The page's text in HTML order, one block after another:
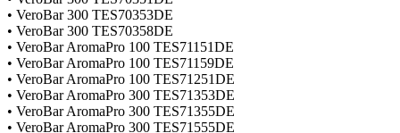
• VeroBar 300 TES70353DE
• VeroBar 300 TES70358DE
• VeroBar AromaPro 100 TES71151DE
• VeroBar AromaPro 100 TES71159DE
• VeroBar AromaPro 100 TES71251DE
• VeroBar AromaPro 300 TES71353DE
• VeroBar AromaPro 300 TES71355DE
• VeroBar AromaPro 300 TES71555DE